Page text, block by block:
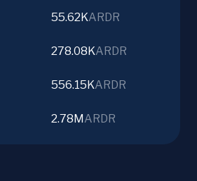
55.62KARDR
278.08KARDR
556.15KARDR
2.78M ARDR